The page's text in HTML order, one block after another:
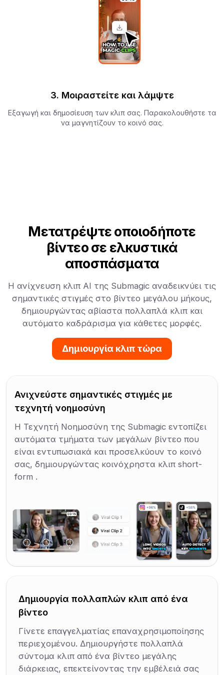
3. Μοιραστείτε και λάμψτε
Εξαγωγή και δημοσίευση των κλιπ σας. Παρακολουθήστε τα
να μαγνητίζουν το κοινό σας.
Μετατρέψτε οποιοδήποτε
βίντεο σε ελκυστικά
αποσπάσματα
Η ανίχνευση κλιπ AI της Submagic αναδεικνύει τις
σημαντικές στιγμές στο βίντεο μεγάλου μήκους,
δημιουργώντας αβίαστα πολλαπλά κλιπ και
αυτόματο καδράρισμα για κάθετες μορφές.
Δημιουργία κλιπ τώρα
Ανιχνεύστε σημαντικές στιγμές με
τεχνητή νοημοσύνη
Η Τεχνητή Νοημοσύνη της Submagic εντοπίζει
αυτόματα τμήματα των μεγάλων βίντεο που
είναι εντυπωσιακά και προσελκύουν το κοινό
σας, δημιουργώντας κοινόχρηστα κλιπ short-
form .
Δημιουργία πολλαπλών κλιπ από ένα
βίντεο
Γίνετε επαγγελματίας επαναχρησιμοποίησης
περιεχομένου. Δημιουργήστε πολλαπλά
σύντομα κλιπ από ένα βίντεο μεγάλης
διάρκειας, επεκτείνοντας την εμβέλειά σας